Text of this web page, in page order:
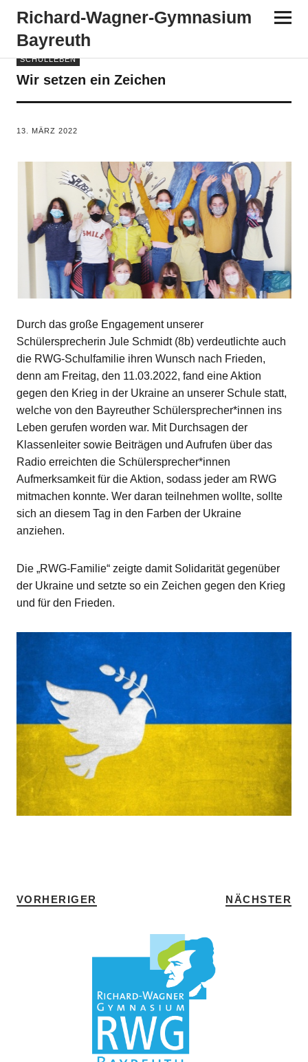
Richard-​​Wagner-​​Gymnasium
Bayreuth
SCHULLEBEN
Wir setzen ein Zeichen
13. MÄRZ 2022
Durch das große Engagement unserer
Schülersprecherin Jule Schmidt (8b) verdeutlichte auch
die RWG-Schulfamilie ihren Wunsch nach Frieden,
denn am Freitag, den 11.03.2022, fand eine Aktion
gegen den Krieg in der Ukraine an unserer Schule statt,
welche von den Bayreuther Schülersprecher*innen ins
Leben gerufen worden war. Mit Durchsagen der
Klassenleiter sowie Beiträgen und Aufrufen über das
Radio erreichten die Schülersprecher*innen
Aufmerksamkeit für die Aktion, sodass jeder am RWG
mitmachen konnte. Wer daran teilnehmen wollte, sollte
sich an diesem Tag in den Farben der Ukraine
anziehen.
Die „RWG-Familie“ zeigte damit Solidarität gegenüber
der Ukraine und setzte so ein Zeichen gegen den Krieg
und für den Frieden.
VORHERIGER NÄCHSTER